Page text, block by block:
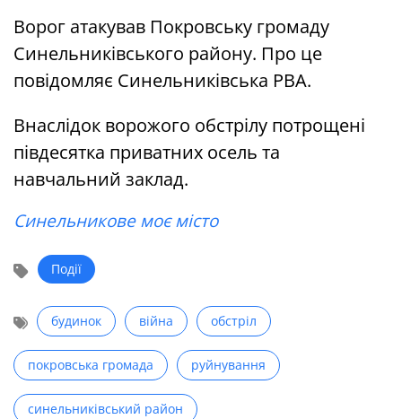
Ворог атакував Покровську громаду
Синельниківського району. Про це
повідомляє Синельниківська РВА.
Внаслідок ворожого обстрілу потрощені
півдесятка приватних осель та
навчальний заклад.
Синельникове моє місто
Події
будинок війна обстріл
покровська громада руйнування
синельниківський район